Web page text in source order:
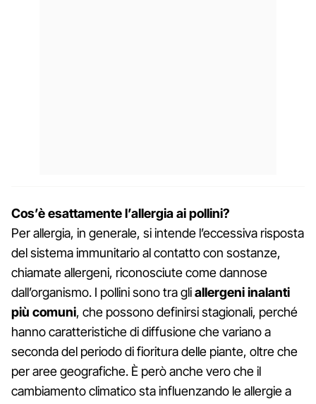
Cos’è esattamente l’allergia ai pollini?
Per allergia, in generale, si intende l’eccessiva risposta
del sistema immunitario al contatto con sostanze,
chiamate allergeni, riconosciute come dannose
dall’organismo. I pollini sono tra gliallergeni inalanti
più comuni, che possono definirsi stagionali, perché
hanno caratteristiche di diffusione che variano a
seconda del periodo di fioritura delle piante, oltre che
per aree geografiche. È però anche vero che il
cambiamento climatico sta influenzando le allergie a